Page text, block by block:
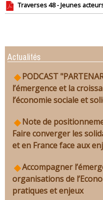
Traverses 48 - Jeunes
Actualités
PODCAST
l’émergence et la
l’économie sociale et
Note de
Faire converger les
et en France face aux
Accompagner
organisations de
pratiques et enjeux